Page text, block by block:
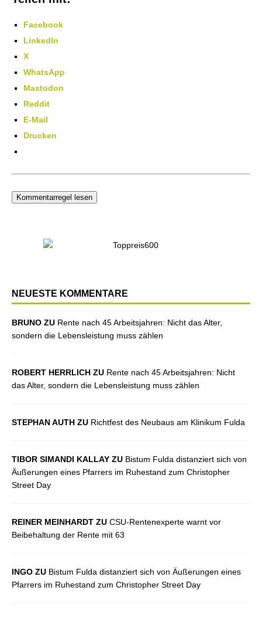
Facebook
LinkedIn
X
WhatsApp
Mastodon
Reddit
E-Mail
Drucken
Kommentarregel lesen
NEUESTE KOMMENTARE
BRUNO ZU Rente nach 45 Arbeitsjahren: Nicht das Alter,
sondern die Lebensleistung muss zählen
ROBERT HERRLICH ZU Rente nach 45 Arbeitsjahren: Nicht
das Alter, sondern die Lebensleistung muss zählen
STEPHAN AUTH ZU Richtfest des Neubaus am Klinikum Fulda
TIBOR SIMANDI KALLAY ZU Bistum Fulda distanziert sich von
Äußerungen eines Pfarrers im Ruhestand zum Christopher
Street Day
REINER MEINHARDT ZU CSU-Rentenexperte warnt vor
Beibehaltung der Rente mit 63
INGO ZU Bistum Fulda distanziert sich von Äußerungen eines
Pfarrers im Ruhestand zum Christopher Street Day